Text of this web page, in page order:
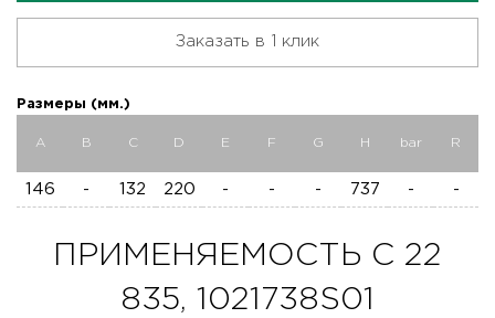
Заказать в 1 клик
Размеры (мм.)
A B C D E F G H bar R
146 - 132 220 - - - 737 - -
ПРИМЕНЯЕМОСТЬ C 22
835, 1021738S01